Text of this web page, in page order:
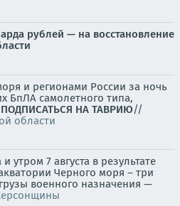
рублей — на восстановление
и регионами России за ночь
БпЛА самолетного типа,
ПОДПИСАТЬСЯ НА ТАВРИЮ//
области
утром 7 августа в результате
Черного моря – три
военного назначения —